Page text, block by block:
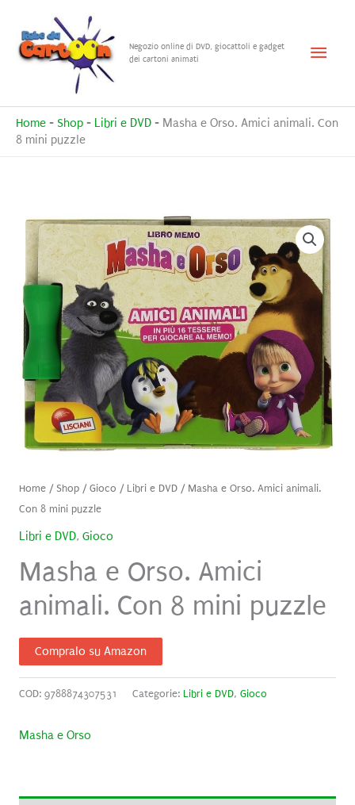
contenuto
Negozio online di DVD, giocattoli e gadget
dei cartoni animati
Menu
Home - Shop - Libri e DVD - Masha e Orso. Amici animali. Con
8 mini puzzle
Home/ Shop/Gioco / Libri e DVD/ Masha e Orso. Amici animali.
Con 8 mini puzzle
Libri e DVD, Gioco
Masha e Orso. Amici
animali. Con 8 mini puzzle
Compralo su Amazon
COD: 9788874307531 Categorie: Libri e DVD, Gioco
Masha e Orso